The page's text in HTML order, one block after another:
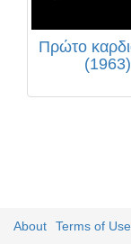
Πρώτο
(1963)
About Terms of Use